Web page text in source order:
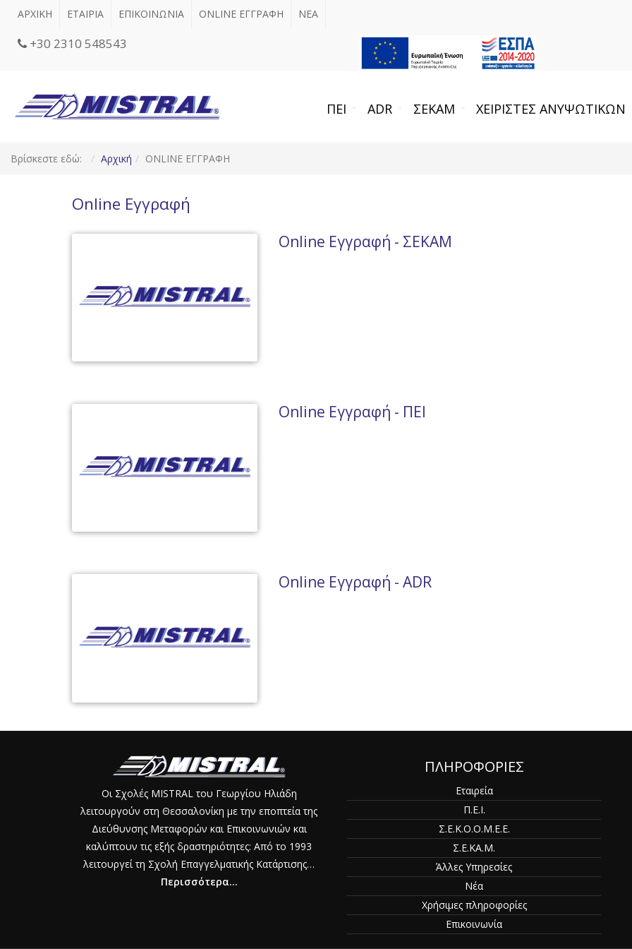
ΑΡΧΙΚΗ ΕΤΑΙΡΙΑ ΕΠΙΚΟΙΝΩΝΙΑ ONLINE ΕΓΓΡΑΦΗ ΝΕΑ
+30 2310 548543
ΠΕΙ ADR ΣΕΚΑΜ ΧΕΙΡΙΣΤΕΣ ΑΝΥΨΩΤΙΚΩΝ
Βρίσκεστε εδώ: Αρχική ONLINE ΕΓΓΡΑΦΗ
Online Εγγραφή
Online Εγγραφή - ΣΕΚΑΜ
Online Εγγραφή - ΠΕΙ
Online Εγγραφή - ADR
Οι Σχολές MISTRAL του Γεωργίου Ηλιάδη
λειτουργούν στη Θεσσαλονίκη με την εποπτεία της
Διεύθυνσης Μεταφορών και Επικοινωνιών και
καλύπτουν τις εξής δραστηριότητες: Από το 1993
λειτουργεί τη Σχολή Επαγγελματικής Κατάρτισης…
Περισσότερα...
ΠΛΗΡΟΦΟΡΙΕΣ
Εταιρεία
Π.Ε.Ι.
Σ.Ε.Κ.Ο.Ο.Μ.Ε.Ε.
Σ.Ε.ΚΑ.Μ.
Άλλες Υπηρεσίες
Νέα
Χρήσιμες πληροφορίες
Επικοινωνία